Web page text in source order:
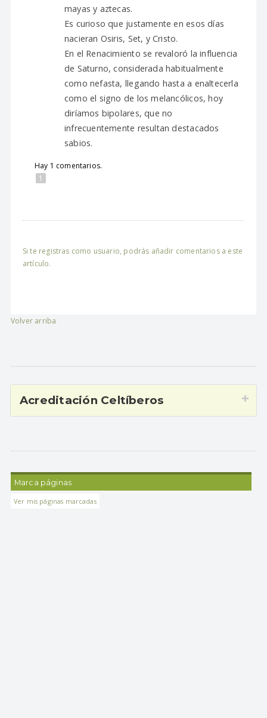
mayas y aztecas.
Es curioso que justamente en esos días
nacieran Osiris, Set, y Cristo.
En el Renacimiento se revaloró la influencia
de Saturno, considerada habitualmente
como nefasta, llegando hasta a enaltecerla
como el signo de los melancólicos, hoy
diríamos bipolares, que no
infrecuentemente resultan destacados
sabios.
Hay 1 comentarios.
1
Si te registras como usuario, podrás añadir comentarios a este
artículo.
Volver arriba
Acreditación Celtíberos
Marca páginas
Ver mis páginas marcadas